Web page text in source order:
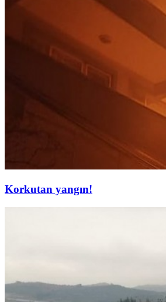
Korkutan yangın!